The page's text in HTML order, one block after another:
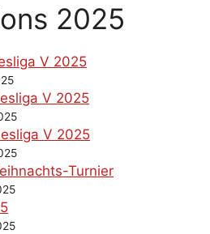
2025
V 2025
V 2025
V 2025
Turnier